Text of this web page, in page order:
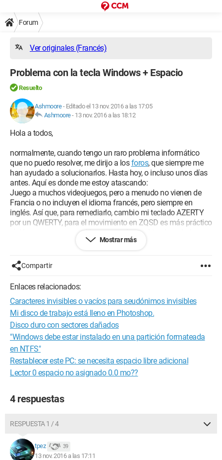
Forum
Ver originales (Francés)
Problema con la tecla Windows + Espacio
Resuelto
Ashmoore- Editado el 13 nov. 2016 a las 17:05
Ashmoore- 13 nov. 2016 a las 18:12
Hola a todos,
normalmente, cuando tengo un raro problema informático
que no puedo resolver, me dirijo a losforos, que siempre me
han ayudado a solucionarlos. Hasta hoy, o incluso unos días
antes. Aquí es donde me estoy atascando:
Juego a muchos videojuegos, pero a menudo no vienen de
Francia o no incluyen el idioma francés, pero siempre en
inglés. Así que, para remediarlo, cambio mi teclado AZERTY
por un QWERTY, para el movimiento en ZQSD es más práctico
x). Y entonces, encontré la manera de cambiar de teclado con
el atajo Tecla de Windows + Espacio. ¡Es muy rápido y súper
sé cuándo comenzó eso, ni qué hice para que cambiara, pero
aquí estoy. He intentado abrir el panel de control --> "Idioma", y
en la Configuración del PC --> "Región e idioma", pero nada de
lo que haga cambia nada. Y a veces también tengo el mismo
problema al revés, cuando mi teclado está en QWERTY y no
puedo volverlo a AZERTY.
Gracias por ayudarme lo más rápido posible, no hay prisa,
pero me vendría bien!
Atentamente,
Ashmoore
Mostrar más
Compartir
Enlaces relacionados:
Caracteres invisibles o vacíos para seudónimos invisibles
Mi disco de trabajo está lleno en Photoshop.
Disco duro con sectores dañados
"Windows debe estar instalado en una partición formateada
en NTFS"
Restablecer este PC: se necesita espacio libre adicional
Lector 0 espacio no asignado 0.0 mo??
4 respuestas
RESPUESTA 1 / 4
tpez 39
13 nov. 2016 a las 17:11